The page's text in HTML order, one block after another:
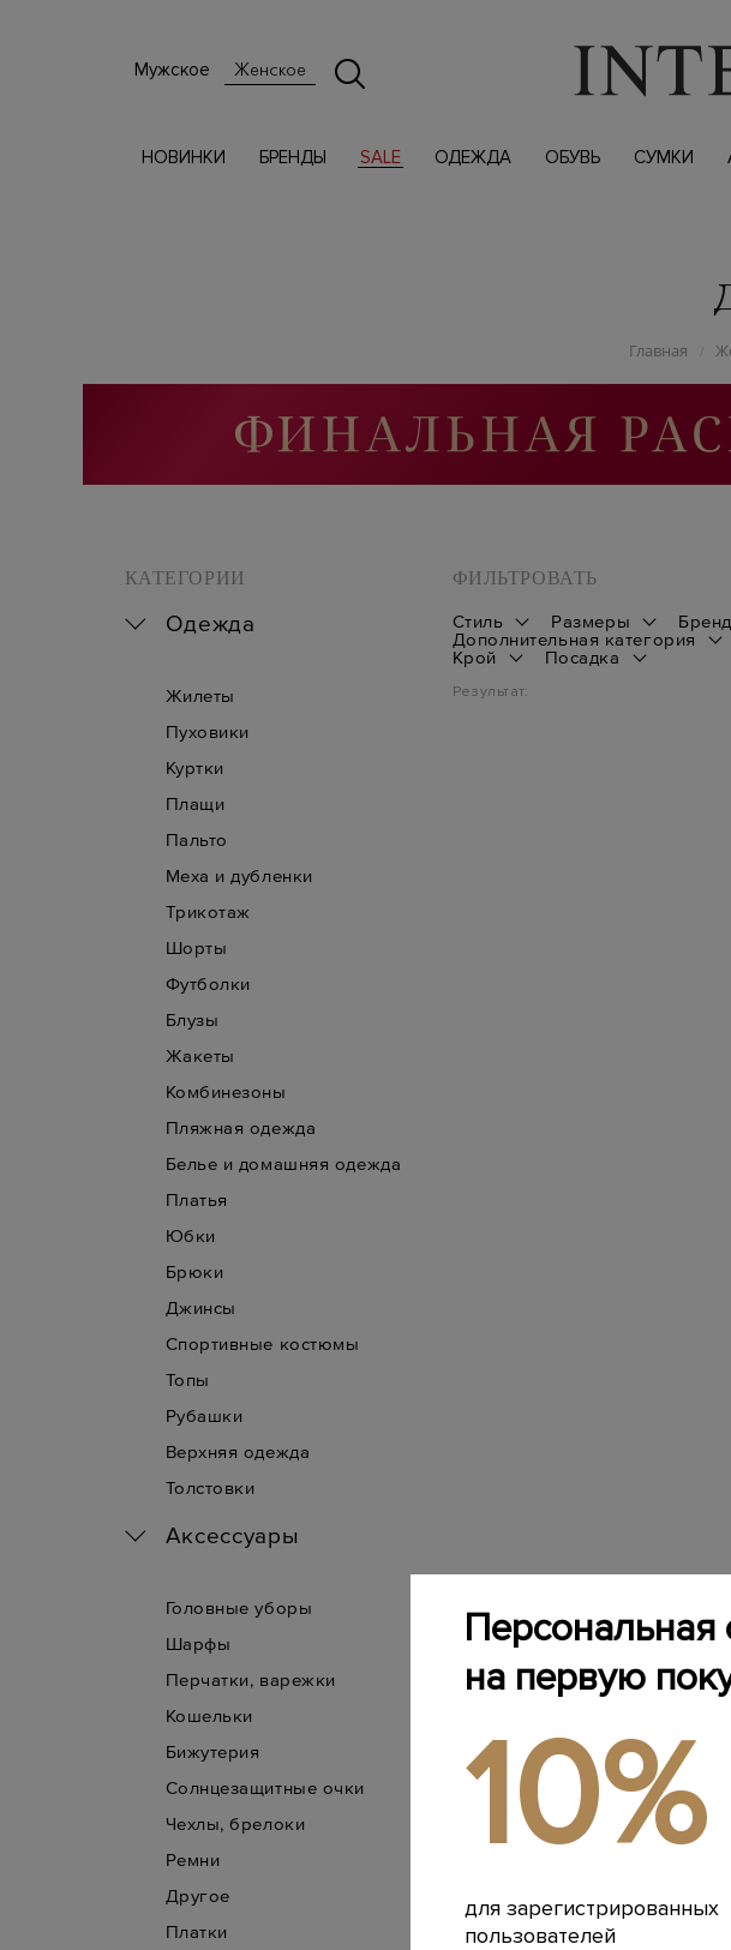
Мужское Женское
НОВИНКИ БРЕНДЫ SALE ОДЕЖДА ОБУВЬ СУМКИ
Главная /
КАТЕГОРИИ
Одежда
Жилеты
Пуховики
Куртки
Плащи
Пальто
Меха и дубленки
Трикотаж
Шорты
Футболки
Блузы
Жакеты
Комбинезоны
Пляжная одежда
Белье и домашняя одежда
Платья
Юбки
Брюки
Джинсы
Спортивные костюмы
Топы
Рубашки
Верхняя одежда
Толстовки
Аксессуары
Головные уборы
Шарфы
Перчатки, варежки
Кошельки
Бижутерия
Солнцезащитные очки
Чехлы, брелоки
Ремни
Другое
Платки
ФИЛЬТРОВАТЬ
Стиль Размеры Бренд
Дополнительная категория
Крой
Посадка
Результат:
Персональная
на первую
10%
для зарегистрированных
пользователей